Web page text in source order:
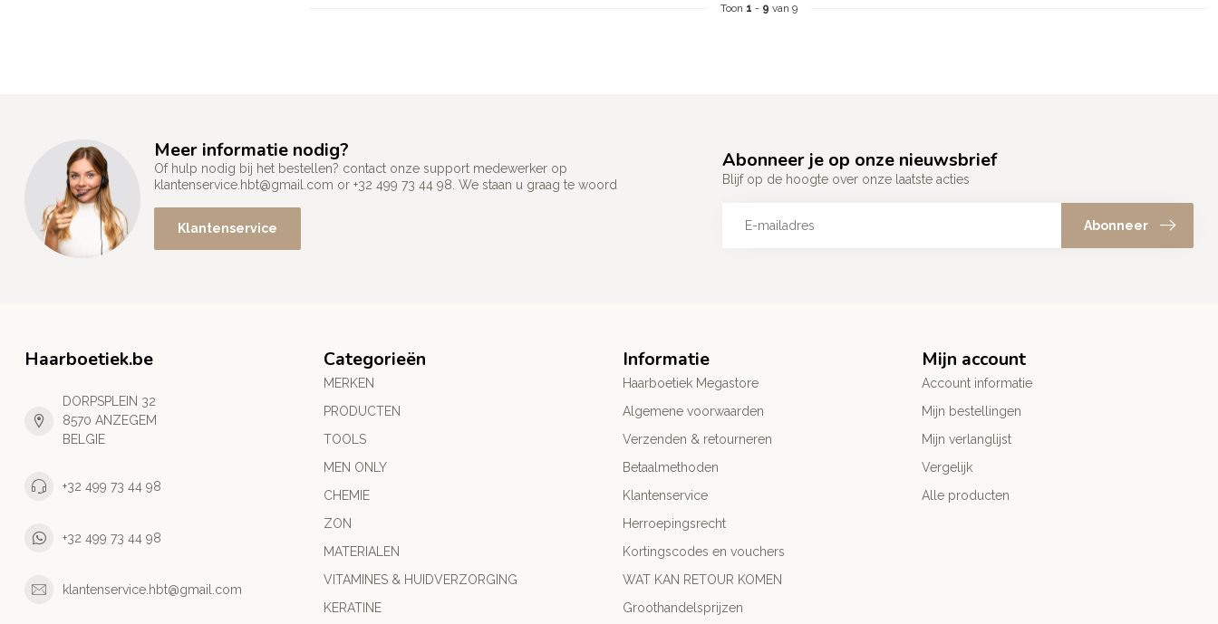
Toon 1 - 9 van 9
Meer informatie nodig?
Of hulp nodig bij het bestellen? contact onze support medewerker op
klantenservice.hbt@gmail.com or +32 499 73 44 98. We staan u graag te woord
Klantenservice
Abonneer je op onze nieuwsbrief
Blijf op de hoogte over onze laatste acties
Abonneer
Haarboetiek.be
DORPSPLEIN 32
8570 ANZEGEM
BELGIE
+32 499 73 44 98
+32 499 73 44 98
klantenservice.hbt@gmail.com
Categorieën
MERKEN
PRODUCTEN
TOOLS
MEN ONLY
CHEMIE
ZON
MATERIALEN
VITAMINES & HUIDVERZORGING
KERATINE
Informatie
Haarboetiek Megastore
Algemene voorwaarden
Verzenden & retourneren
Betaalmethoden
Klantenservice
Herroepingsrecht
Kortingscodes en vouchers
WAT KAN RETOUR KOMEN
Groothandelsprijzen
Mijn account
Account informatie
Mijn bestellingen
Mijn verlanglijst
Vergelijk
Alle producten